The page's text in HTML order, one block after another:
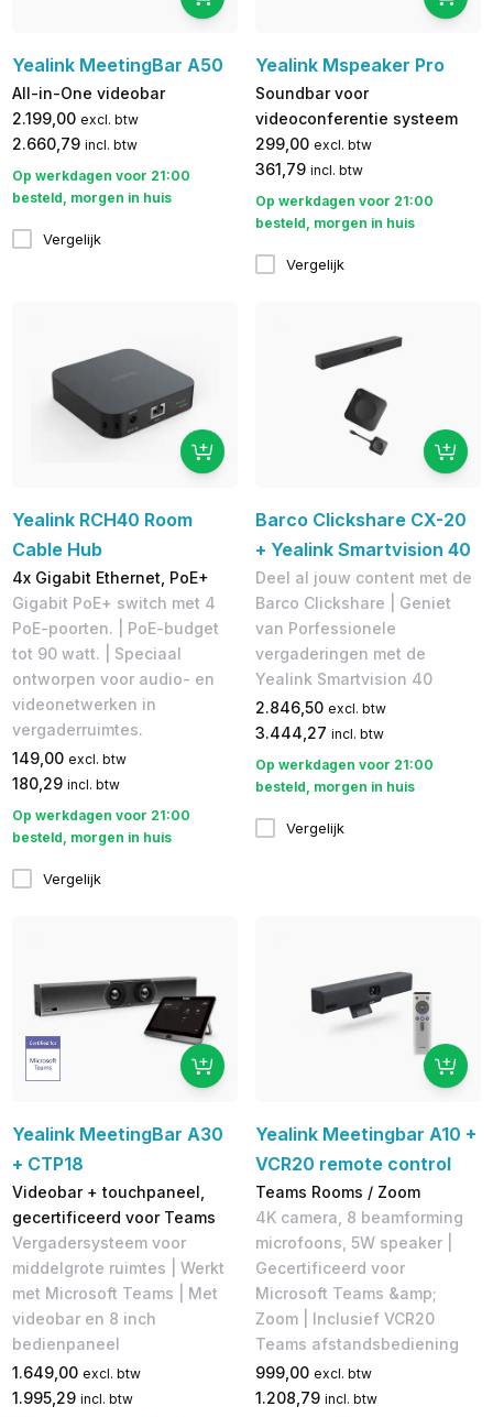
Yealink MeetingBar A50
All-in-One videobar
2.199,00 excl. btw
2.660,79 incl. btw
Op werkdagen voor 21:00
besteld, morgen in huis
Vergelijk
Yealink Mspeaker Pro
Soundbar voor
videoconferentie systeem
299,00 excl. btw
361,79 incl. btw
Op werkdagen voor 21:00
besteld, morgen in huis
Vergelijk
Yealink RCH40 Room
Cable Hub
4x Gigabit Ethernet, PoE+
Gigabit PoE+ switch met 4
PoE-poorten. | PoE-budget
tot 90 watt. | Speciaal
ontworpen voor audio- en
videonetwerken in
vergaderruimtes.
149,00 excl. btw
180,29 incl. btw
Op werkdagen voor 21:00
besteld, morgen in huis
Vergelijk
Barco Clickshare CX-20
+ Yealink Smartvision 40
Deel al jouw content met de
Barco Clickshare | Geniet
van Porfessionele
vergaderingen met de
Yealink Smartvision 40
2.846,50 excl. btw
3.444,27 incl. btw
Op werkdagen voor 21:00
besteld, morgen in huis
Vergelijk
Yealink MeetingBar A30
+ CTP18
Videobar + touchpaneel,
gecertificeerd voor Teams
Vergadersysteem voor
middelgrote ruimtes | Werkt
met Microsoft Teams | Met
videobar en 8 inch
bedienpaneel
1.649,00 excl. btw
1.995,29 incl. btw
Yealink Meetingbar A10 +
VCR20 remote control
Teams Rooms / Zoom
4K camera, 8 beamforming
microfoons, 5W speaker |
Gecertificeerd voor
Microsoft Teams &amp;
Zoom | Inclusief VCR20
Teams afstandsbediening
999,00 excl. btw
1.208,79 incl. btw